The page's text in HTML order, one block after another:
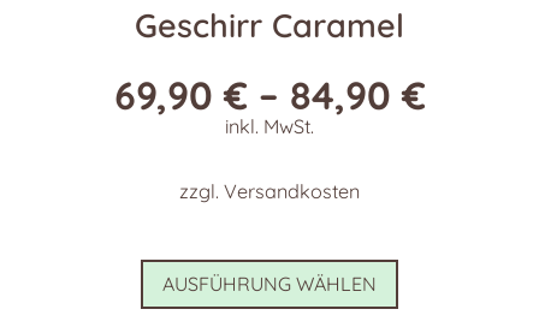
Geschirr Caramel
69,90€ – 84,90€
inkl. MwSt.
zzgl. Versandkosten
AUSFÜHRUNG WÄHLEN
Dieses
weist